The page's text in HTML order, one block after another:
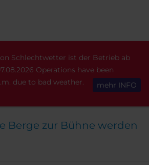
SNOWPARK SESSION
Berge zur Bühne werden
Schlechtwetter ist der Betrieb ab
Operations have been
due to bad weather.
mehr INFO